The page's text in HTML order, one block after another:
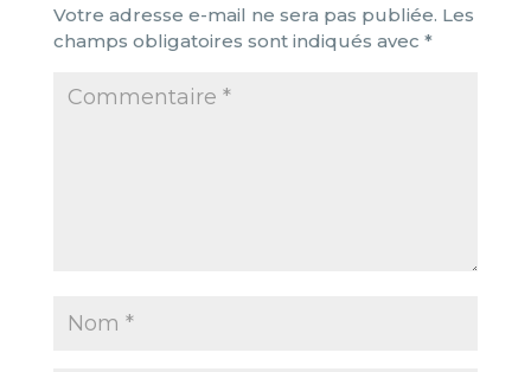
Votre adresse e-mail ne sera pas publiée. Les
champs obligatoires sont indiqués avec *